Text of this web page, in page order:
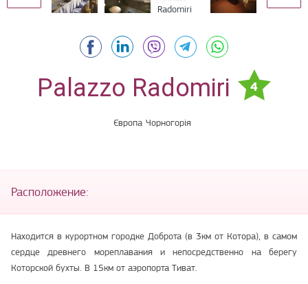
Palazzo Radomiri 4
Європа Чорногорія
Расположение:
Находится в курортном городке Доброта (в 3км от Котора), в самом
сердце древнего мореплавания и непосредственно на берегу
Которской бухты. В 15км от аэропорта Тиват.